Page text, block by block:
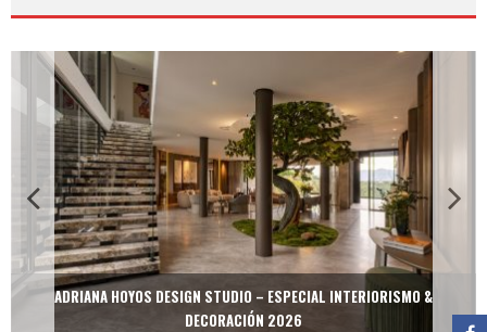
ADRIANA HOYOS DESIGN STUDIO – ESPECIAL INTERIORISMO &
DECORACIÓN 2026